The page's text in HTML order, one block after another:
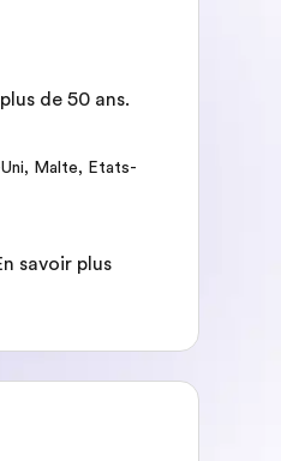
de 50 ans.
, Malte, Etats-
savoir plus